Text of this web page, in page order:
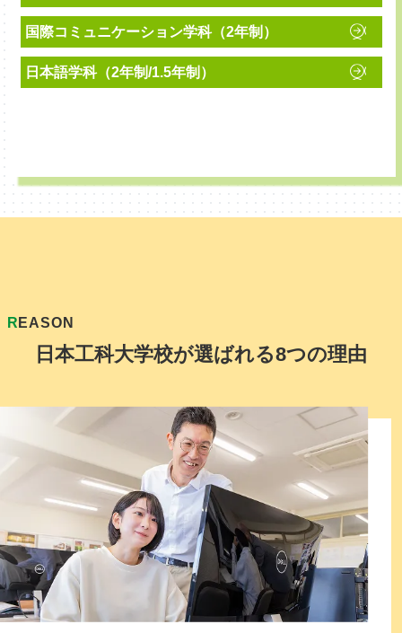
国際コミュニケーション学科（2年制）
日本語学科（2年制/1.5年制）
R EASON
日本工科大学校が選ばれる8つの理由